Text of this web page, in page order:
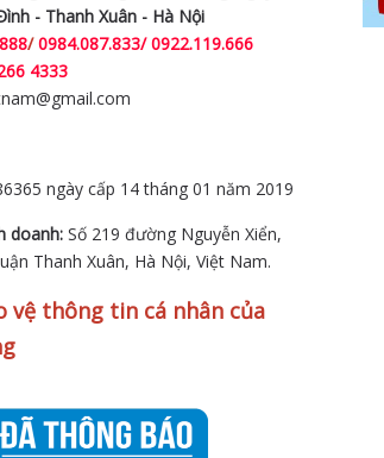
- Thanh Xuân - Hà Nội
/ 0984.087.833/ 0922.119.666
4333
ngày cấp 14 tháng 01 năm 2019
doanh: Số 219 đường Nguyễn Xiển,
Thanh Xuân, Hà Nội, Việt Nam.
vệ thông tin cá nhân của